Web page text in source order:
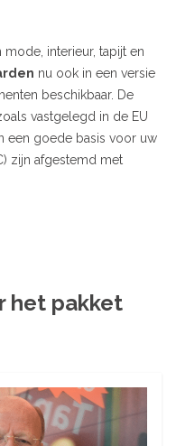
interieur, tapijt en
nu ook in een versie
beschikbaar. De
vastgelegd in de EU
een goede basis voor uw
zijn afgestemd met
het pakket